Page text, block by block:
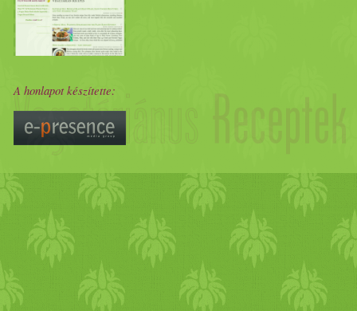
A honlapot készítette: